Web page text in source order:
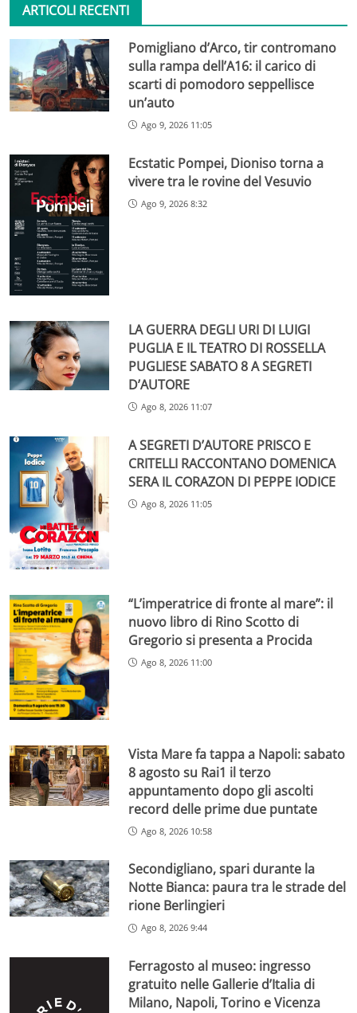
ARTICOLI RECENTI
Pomigliano d’Arco, tir contromano
sulla rampa dell’A16: il carico di
scarti di pomodoro seppellisce
un’auto
Ago 9, 2026 11:05
Ecstatic Pompei, Dioniso torna a
vivere tra le rovine del Vesuvio
Ago 9, 2026 8:32
LA GUERRA DEGLI URI DI LUIGI
PUGLIA E IL TEATRO DI ROSSELLA
PUGLIESE SABATO 8 A SEGRETI
D’AUTORE
Ago 8, 2026 11:07
A SEGRETI D’AUTORE PRISCO E
CRITELLI RACCONTANO DOMENICA
SERA IL CORAZON DI PEPPE IODICE
Ago 8, 2026 11:05
“L’imperatrice di fronte al mare”: il
nuovo libro di Rino Scotto di
Gregorio si presenta a Procida
Ago 8, 2026 11:00
Vista Mare fa tappa a Napoli: sabato
8 agosto su Rai1 il terzo
appuntamento dopo gli ascolti
record delle prime due puntate
Ago 8, 2026 10:58
Secondigliano, spari durante la
Notte Bianca: paura tra le strade del
rione Berlingieri
Ago 8, 2026 9:44
Ferragosto al museo: ingresso
gratuito nelle Gallerie d’Italia di
Milano, Napoli, Torino e Vicenza